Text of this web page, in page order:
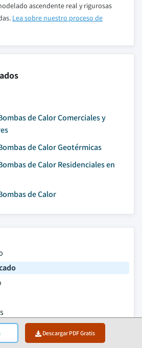
Descargar PDF Gratis
ascendente real y rigurosas
Lea sobre nuestro proceso de
de Calor Comerciales y
de Calor Geotérmicas
de Calor Residenciales en
de Calor